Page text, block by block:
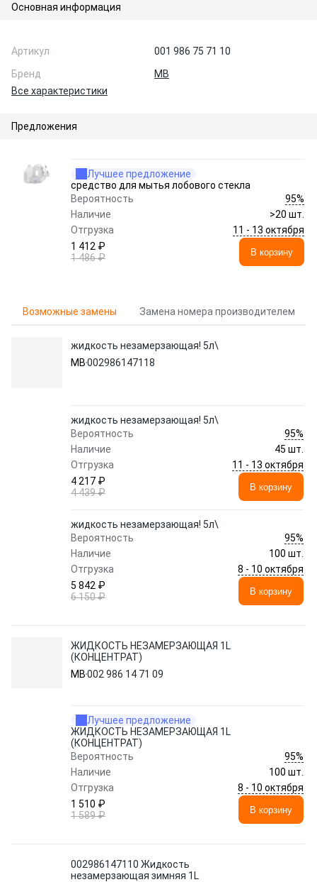
Основная информация
Артикул
001 986 75 71 10
Бренд
MB
Все характеристики
Предложения
Лучшее предложение
средство для мытья лобового стекла
Вероятность
95%
Наличие
>20 шт.
Отгрузка
11 - 13 октября
1 412 ₽
1 486 ₽
В корзину
Возможные замены Замена номера производителем
жидкость незамерзающая! 5л\
MB002986147118
жидкость незамерзающая! 5л\
Вероятность
95%
Наличие
45 шт.
Отгрузка
11 - 13 октября
4 217 ₽
4 439 ₽
В корзину
жидкость незамерзающая! 5л\
Вероятность
95%
Наличие
100 шт.
Отгрузка
8 - 10 октября
5 842 ₽
6 150 ₽
В корзину
ЖИДКОСТЬ НЕЗАМЕРЗАЮЩАЯ 1L
(КОНЦЕНТРАТ)
MB002 986 14 71 09
Лучшее предложение
ЖИДКОСТЬ НЕЗАМЕРЗАЮЩАЯ 1L
(КОНЦЕНТРАТ)
Вероятность
95%
Наличие
100 шт.
Отгрузка
8 - 10 октября
1 510 ₽
1 589 ₽
В корзину
002986147110 Жидкость
незамерзающая зимняя 1L